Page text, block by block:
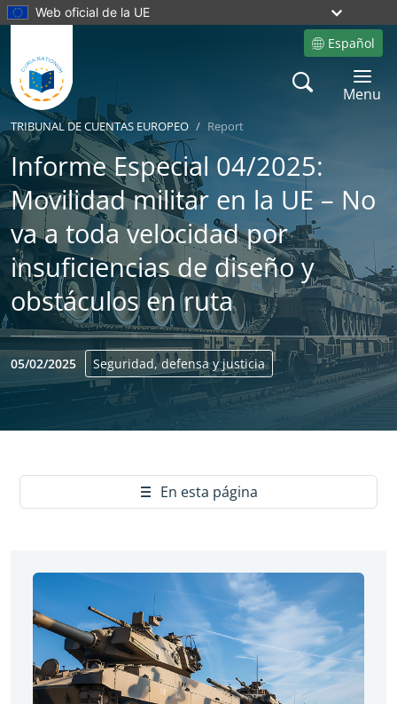
Web oficial de la UE
Español
Site language
Search
Toggle
Menu
TRIBUNAL DE CUENTAS EUROPEO Report
Informe Especial 04/2025:
Movilidad militar en la UE – No
va a toda velocidad por
insuficiencias de diseño y
obstáculos en ruta
05/02/2025 Seguridad, defensa y justicia
En esta página